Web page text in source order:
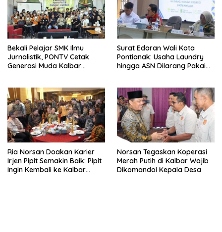
Bekali Pelajar SMK Ilmu
Jurnalistik, PONTV Cetak
Generasi Muda Kalbar
Surat Edaran Wali Kota
Pontianak: Usaha Laundry
hingga ASN Dilarang Pakai
Ria Norsan Doakan Karier
Irjen Pipit Semakin Baik: Pipit
Ingin Kembali ke Kalbar
Norsan Tegaskan Koperasi
Merah Putih di Kalbar Wajib
Dikomandoi Kepala Desa